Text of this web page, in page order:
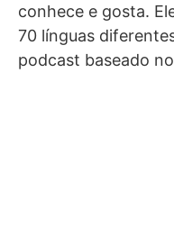
conhece e gosta.
70 línguas
podcast baseado